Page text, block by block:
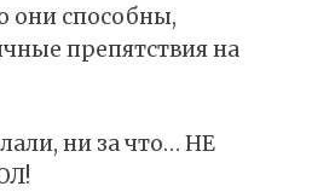
они способны,
препятствия на
ни за что… НЕ